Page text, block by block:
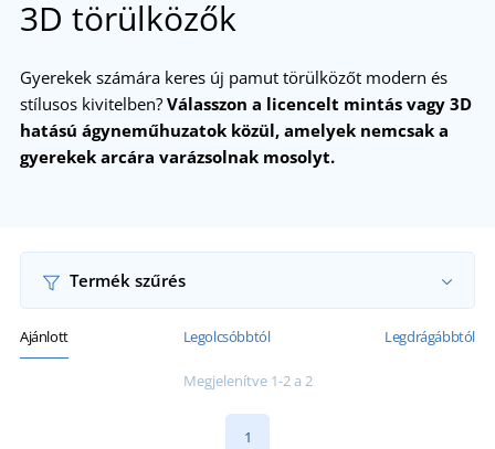
3D törülközők
Gyerekek számára keres új pamut törülközőt modern és
stílusos kivitelben? Válasszon a licencelt mintás vagy 3D
hatású ágyneműhuzatok közül, amelyek nemcsak a
gyerekek arcára varázsolnak mosolyt.
Termék szűrés
Ajánlott Legolcsóbbtól Legdrágábbtól
Megjelenítve 1-2 a 2
1